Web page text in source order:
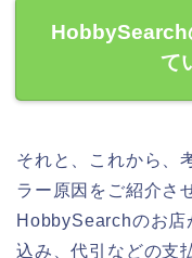
HobbySearch
て
それと、これから、
ラー原因をご紹介さ
HobbySearchのお店
込み、代引などの支